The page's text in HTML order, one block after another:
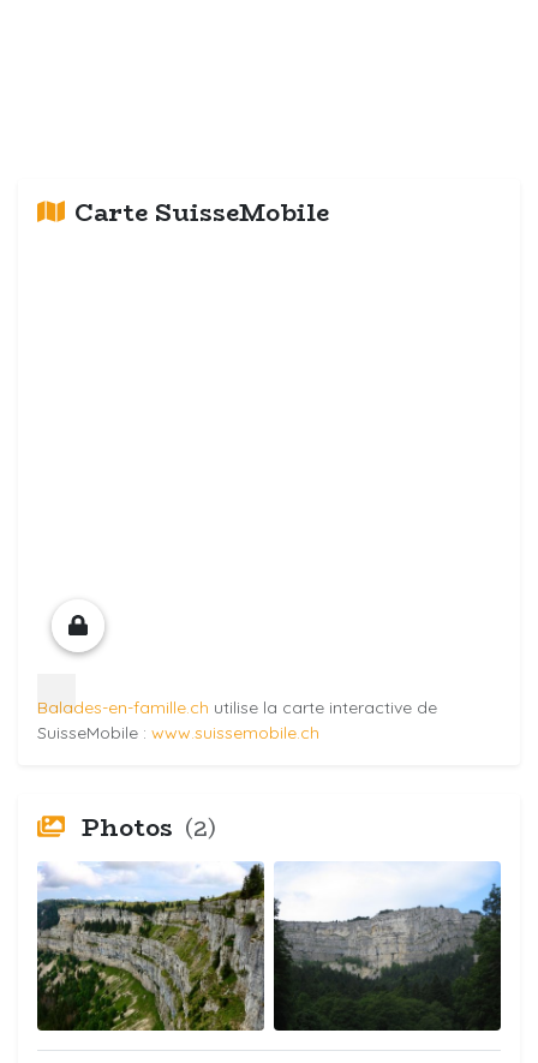
Carte SuisseMobile
Balades-en-famille.ch utilise la carte interactive de
SuisseMobile : www.suissemobile.ch
Photos (2)